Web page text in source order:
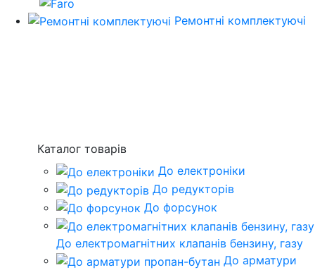
Ремонтні комплектуючі
Каталог товарів
До електроніки
До редукторів
До форсунок
До електромагнітних клапанів бензину, газу
До арматури